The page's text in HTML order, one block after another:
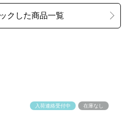
入荷連絡受付中 在庫なし